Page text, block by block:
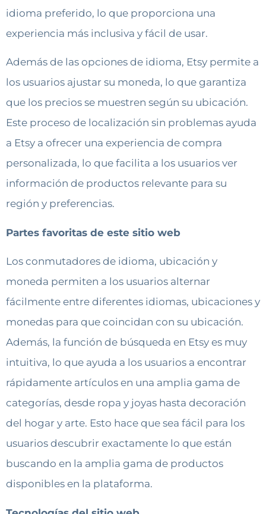
idioma preferido, lo que proporciona una
experiencia más inclusiva y fácil de usar.
Además de las opciones de idioma, Etsy permite a
los usuarios ajustar su moneda, lo que garantiza
que los precios se muestren según su ubicación.
Este proceso de localización sin problemas ayuda
a Etsy a ofrecer una experiencia de compra
personalizada, lo que facilita a los usuarios ver
información de productos relevante para su
región y preferencias.
Partes favoritas de este sitio web
Los conmutadores de idioma, ubicación y
moneda permiten a los usuarios alternar
fácilmente entre diferentes idiomas, ubicaciones y
monedas para que coincidan con su ubicación.
Además, la función de búsqueda en Etsy es muy
intuitiva, lo que ayuda a los usuarios a encontrar
rápidamente artículos en una amplia gama de
categorías, desde ropa y joyas hasta decoración
del hogar y arte. Esto hace que sea fácil para los
usuarios descubrir exactamente lo que están
buscando en la amplia gama de productos
disponibles en la plataforma.